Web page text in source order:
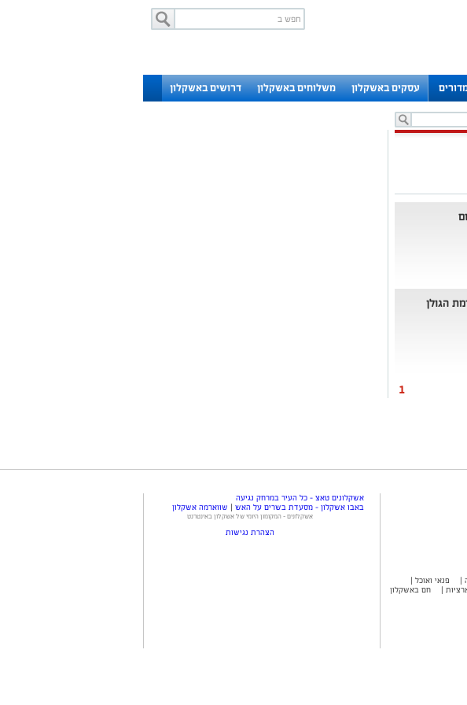
עסקים באשקלון משלוחים באשקלון דרושים באשקלון
הגולן
1
פנאי ואוכל
חם באשקלון
אשקלונים טאצ - כל העיר במרחק נגיעה
באבו אשקלון - מסעדת בשרים על האש | שווארמה אשקלון
אשקלונים - המקומון היומי של אשקלון באינטרנט
הצהרת נגישות